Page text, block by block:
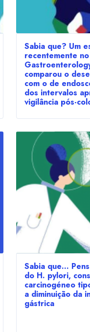
Sabia que? Um
recentemente
comparou o
com o de
dos intervalos
vigilância pós-
Sabia que…
do H. pylori,
carcinogéneo
a diminuição da
gástrica